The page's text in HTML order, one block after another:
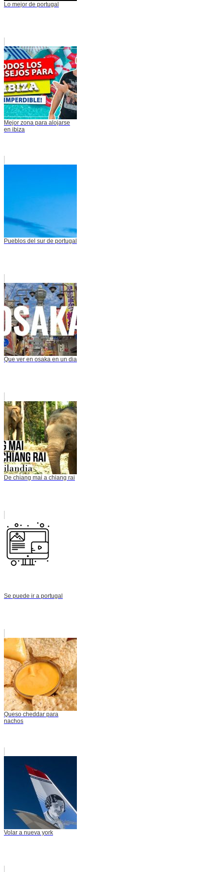
Lo mejor de portugal
Mejor zona para alojarse
en ibiza
Pueblos del sur de portugal
Que ver en osaka en un dia
De chiang mai a chiang rai
Se puede ir a portugal
Queso cheddar para
nachos
Volar a nueva york